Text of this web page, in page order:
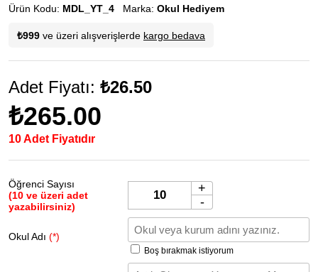
Ürün Kodu: MDL_YT_4 Marka: Okul Hediyem
₺999 ve üzeri alışverişlerde kargo bedava
Adet Fiyatı: ₺26.50
₺265.00
10 Adet Fiyatıdır
Öğrenci Sayısı
(10 ve üzeri adet
yazabilirsiniz)
+
-
Okul Adı (*)
Boş bırakmak istiyorum